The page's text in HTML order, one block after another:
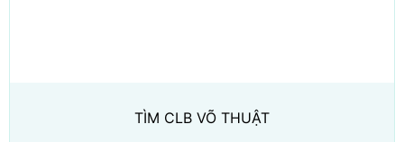
TÌM CLB VÕ THUẬT